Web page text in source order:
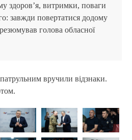
здоров’я, витримки, поваги
завжди повертатися додому
голова обласної
вручили відзнаки.